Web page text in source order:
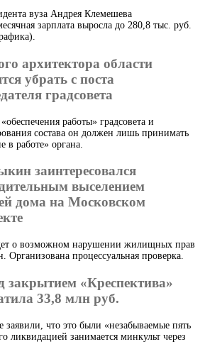
вуза Андрея Клемешева
зарплата выросла до 280,8 тыс. руб.
архитектора области
убрать с поста
градсовета
работы» градсовета и
состава он должен лишь принимать
в работе» органа.
заинтересовался
выселением
дома на Московском
о возможном нарушении жилищных прав
Организована процессуальная проверка.
закрытием «Креспектива»
33,8 млн руб.
заявили, что это были «незабываемые пять
ликвидацией занимается минкульт через